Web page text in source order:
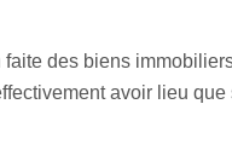
des biens
avoir lieu